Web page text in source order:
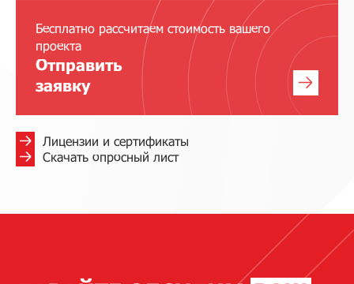
Бесплатно рассчитаем стоимость вашего
проекта
Отправить
заявку
Лицензии и сертификаты
Скачать опросный лист